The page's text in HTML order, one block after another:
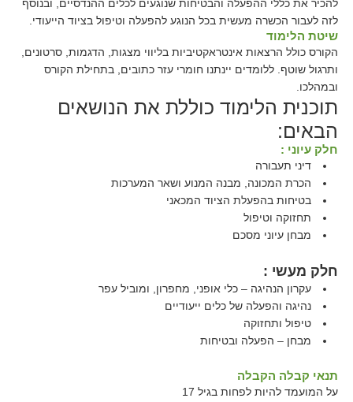
להכיר את כללי ההפעלה והבטיחות שנוגעים לכלים ההנדסיים, ובנוסף
לזה לעבור הכשרה מעשית בכל הנוגע להפעלה וטיפול בציוד הייעודי.
שיטת הלימוד
הקורס כולל הרצאות אינטראקטיביות בליווי מצגות, הדגמות, סרטונים,
ותרגול שוטף. ללומדים יינתנו חומרי עזר כתובים, בתחילת הקורס
ובמהלכו.
תוכנית הלימוד כוללת את הנושאים
הבאים:
חלק עיוני :
דיני תעבורה
הכרת המכונה, מבנה המנוע ושאר המערכות
בטיחות בהפעלת הציוד המכאני
תחזוקה וטיפול
מבחן עיוני מסכם
חלק מעשי :
עקרון הנהיגה – כלי אופני, מחפרון, ומוביל עפר
נהיגה והפעלה של כלים ייעודיים
טיפול ותחזוקה
מבחן – הפעלה ובטיחות
תנאי קבלה הקבלה
על המועמד להיות לפחות בגיל 17